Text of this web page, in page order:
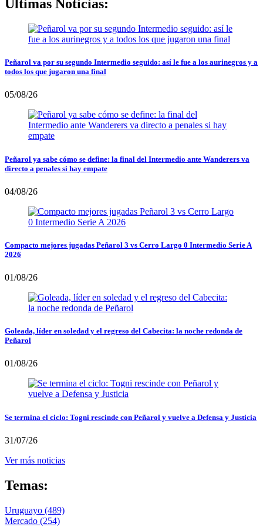
Últimas Noticias:
Peñarol va por su segundo Intermedio seguido: así le fue a los aurinegros y a
todos los que jugaron una final
05/08/26
Peñarol ya sabe cómo se define: la final del Intermedio ante Wanderers va
directo a penales si hay empate
04/08/26
Compacto mejores jugadas Peñarol 3 vs Cerro Largo 0 Intermedio Serie A
2026
01/08/26
Goleada, líder en soledad y el regreso del Cabecita: la noche redonda de
Peñarol
01/08/26
Se termina el ciclo: Togni rescinde con Peñarol y vuelve a Defensa y Justicia
31/07/26
Ver más noticias
Temas:
Uruguayo (489)
Mercado (254)